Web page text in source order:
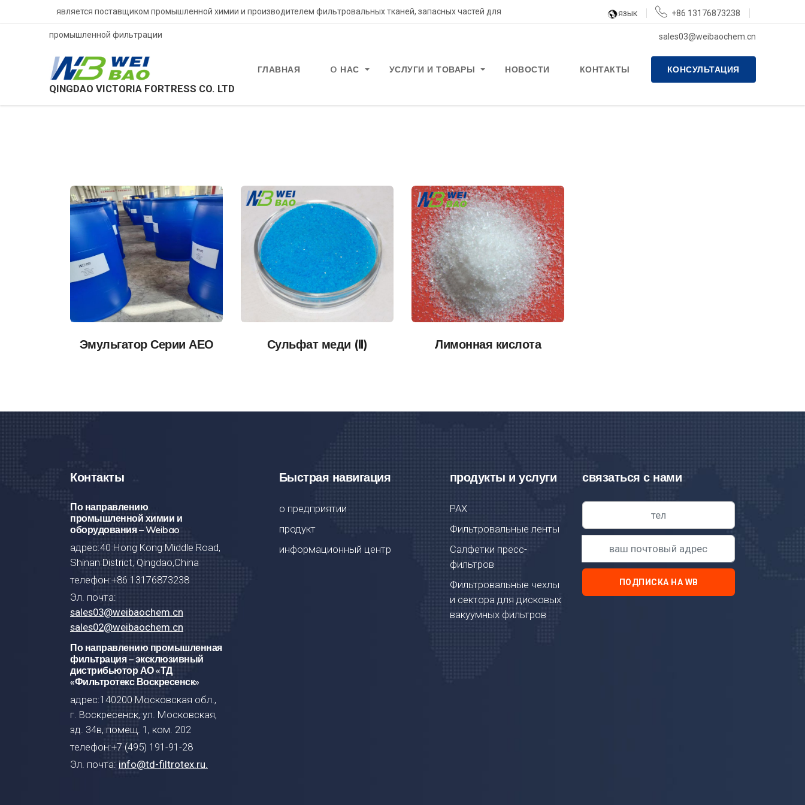
является поставщиком промышленной химии и производителем фильтровальных тканей, запасных частей для
промышленной фильтрации
язык +86 13176873238
sales03@weibaochem.cn
QINGDAO VICTORIA FORTRESS CO. LTD
ГЛАВНАЯ O НАС УСЛУГИ И ТОВАРЫ НОВОСТИ КОНТАКТЫ КОНСУЛЬТАЦИЯ
>>Услуги и товары>Промышленные продукты
Эмульгатор Серии АЕО Сульфат меди (II) Лимонная кислота
Контакты
По направлению
промышленной химии и
оборудования – Weibao
адрес:40 Hong Kong Middle Road,
Shinan District, Qingdao,China
телефон:+86 13176873238
Эл. почта:
sales03@weibaochem.cn
sales02@weibaochem.cn
По направлению промышленная
фильтрация – эксклюзивный
дистрибьютор АО «ТД
«Фильтротекс Воскресенск»
адрес:140200 Московская обл.,
г. Воскресенск, ул. Московская,
зд. 34в, помещ. 1, ком. 202
телефон:+7 (495) 191-91-28
Эл. почта: info@td-filtrotex.ru.
Быстрая навигация
о предприятии
продукт
информационный центр
продукты и услуги
PAX
Фильтровальные ленты
Салфетки пресс-
фильтров
Фильтровальные чехлы
и сектора для дисковых
вакуумных фильтров
связаться с нами
ПОДПИСКА НА WB